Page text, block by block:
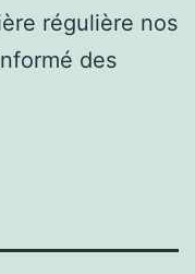
régulière nos
des